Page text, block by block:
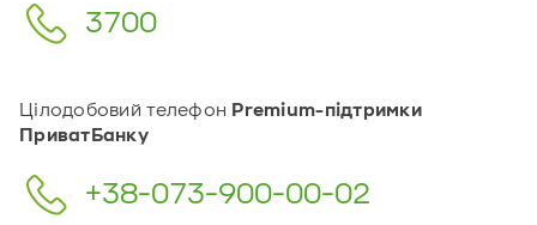
3700
Цілодобовий телефон Premium-підтримки
ПриватБанку
+38-073-900-00-02